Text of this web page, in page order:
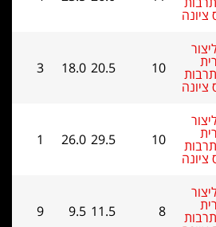
10
20.5
18.0
3
10
29.5
26.0
1
8
11.5
9